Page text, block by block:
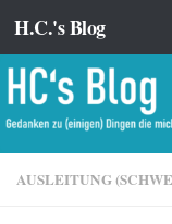
Zum Inhalt springen
H.C.'s Blog
AUSLEITUNG